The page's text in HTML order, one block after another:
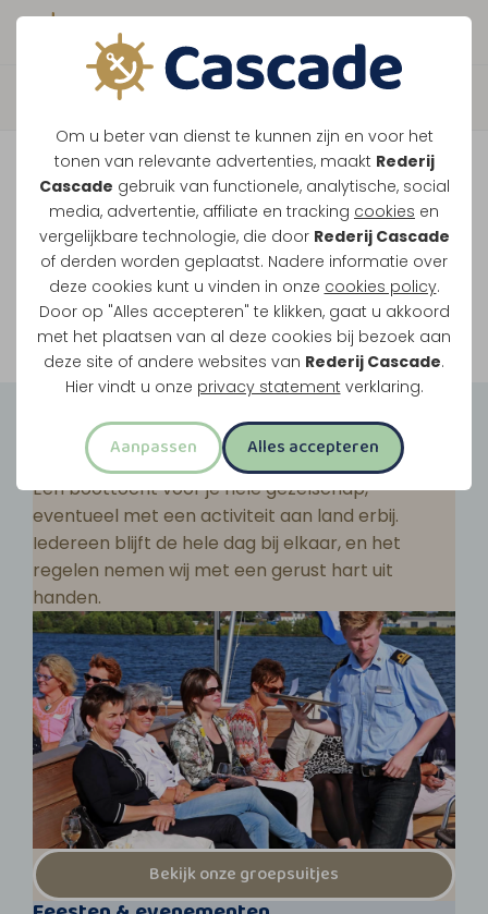
Om u beter van dienst te kunnen zijn en voor het
tonen van relevante advertenties, maakt Rederij
Cascade gebruik van functionele, analytische, social
media, advertentie, affiliate en tracking cookies en
vergelijkbare technologie, die door Rederij Cascade
of derden worden geplaatst. Nadere informatie over
deze cookies kunt u vinden in onze cookies policy.
Door op "Alles accepteren" te klikken, gaat u akkoord
met het plaatsen van al deze cookies bij bezoek aan
deze site of andere websites van Rederij Cascade.
Hier vindt u onze privacy statement verklaring.
Aanpassen Alles accepteren
Boek direct je vaart
Vaar je mee over de
Maasplassen?
Ondanks de lage waterstanden gaan
onze vaarten gewoon door.
Bekijk onze rondvaarten
Groepsuitjes
Een boottocht voor je hele gezelschap,
eventueel met een activiteit aan land erbij.
Iedereen blijft de hele dag bij elkaar, en het
regelen nemen wij met een gerust hart uit
handen.
Bekijk onze groepsuitjes